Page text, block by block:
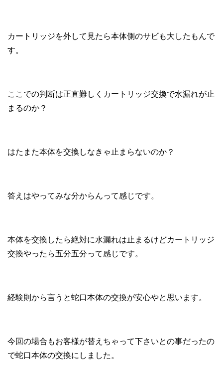
カートリッジを外して見たら本体側のサビも大したもんで
す。
ここでの判断は正直難しくカートリッジ交換で水漏れが止
まるのか？
はたまた本体を交換しなきゃ止まらないのか？
答えはやってみな分からんって感じです。
本体を交換したら絶対に水漏れは止まるけどカートリッジ
交換やったら五分五分って感じです。
経験則から言うと蛇口本体の交換が安心やと思います。
今回の場合もお客様が替えちゃって下さいとの事だったの
で蛇口本体の交換にしました。